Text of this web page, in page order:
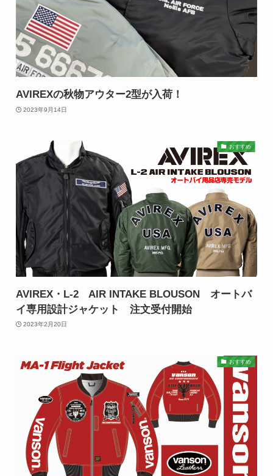
AVIREXの秋物アウター2型が入荷！
2023年9月14日
おすすめ
AVIREX・L-2 AIR INTAKE BLOUSON オートバ
イ専用設計ジャケット 注文受付開始
2023年2月20日
おすすめ